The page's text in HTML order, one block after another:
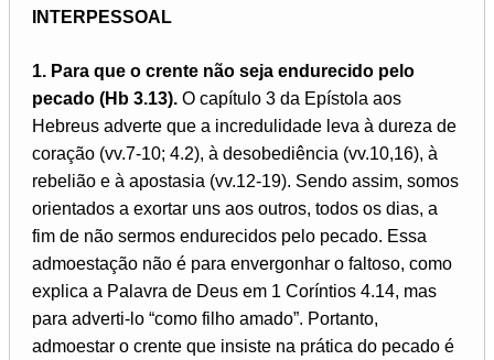
INTERPESSOAL
1. Para que o crente não seja endurecido pelo
pecado (Hb 3.13). O capítulo 3 da Epístola aos
Hebreus adverte que a incredulidade leva à dureza de
coração (vv.7-10; 4.2), à desobediência (vv.10,16), à
rebelião e à apostasia (vv.12-19). Sendo assim, somos
orientados a exortar uns aos outros, todos os dias, a
fim de não sermos endurecidos pelo pecado. Essa
admoestação não é para envergonhar o faltoso, como
explica a Palavra de Deus em 1 Coríntios 4.14, mas
para adverti-lo “como filho amado”. Portanto,
admoestar o crente que insiste na prática do pecado é